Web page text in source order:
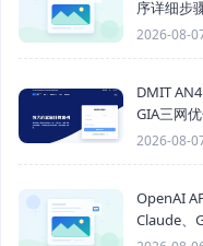
序详细步
2026-08-
DMIT
GIA三网
2026-08-
OpenAI
Claude、